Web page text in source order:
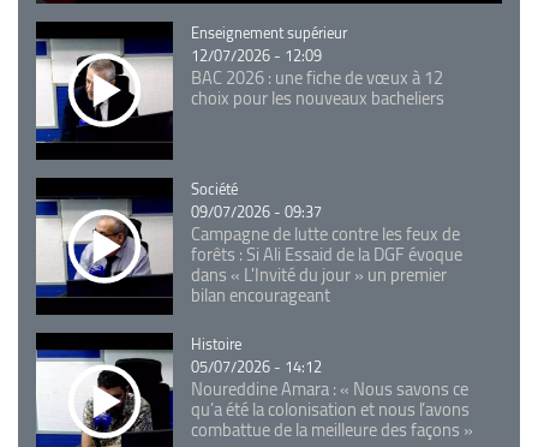
Catégorie
Enseignement supérieur
12/07/2026 - 12:09
BAC 2026 : une fiche de vœux à 12
choix pour les nouveaux bacheliers
Catégorie
Société
09/07/2026 - 09:37
Campagne de lutte contre les feux de
forêts : Si Ali Essaid de la DGF évoque
dans « L'Invité du jour » un premier
bilan encourageant
Catégorie
Histoire
05/07/2026 - 14:12
Noureddine Amara : « Nous savons ce
qu’a été la colonisation et nous l’avons
combattue de la meilleure des façons »